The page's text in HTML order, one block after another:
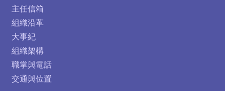
主任信箱
組織沿革
大事紀
組織架構
職掌與電話
交通與位置